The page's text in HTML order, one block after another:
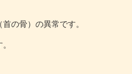
の骨）の異常です。